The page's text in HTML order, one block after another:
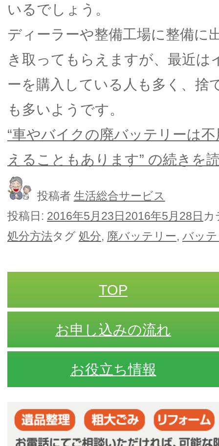
いるでしょう。
ディーラーや整備工場に整備に
き取ってもらえますが、最近
ーを購入している人も多く、捨
も多いようです。
“車やバイクの廃バッテリーは
えることもあります” の続きを
投稿者 生活総合サービス
投稿日: 2016年5月23日2016年5月28日
処分方法タグ 処分, 廃バッテリー, バッ
TOP
お申し込みの流れ
お役立ち情報